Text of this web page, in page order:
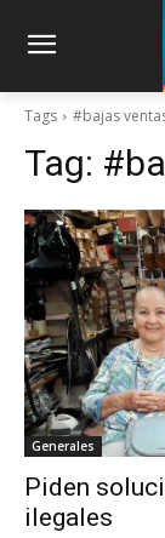
Tags #bajas
Tag:
Generales
Piden
ilegales